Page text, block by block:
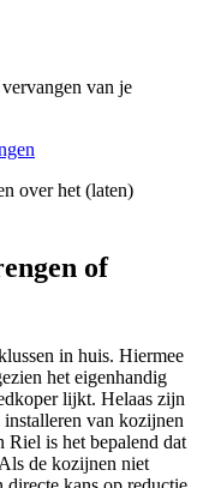
van je
over het (laten)
of
in huis. Hiermee
het eigenhandig
lijkt. Helaas zijn
installeren van kozijnen
is het bepalend dat
de kozijnen niet